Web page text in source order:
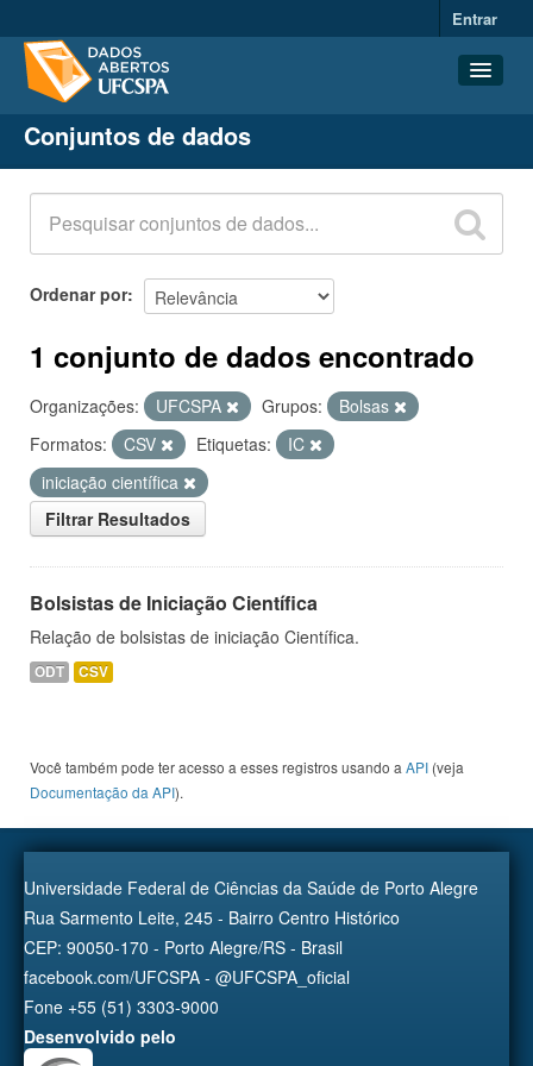
Entrar
Conjuntos de dados
Organizações
Grupos
Sobre
Conjuntos de dados
Ordenar por
1 conjunto de dados encontrado
Organizações: UFCSPA Grupos:
Bolsas
Formatos:
CSV Etiquetas:
IC
iniciação científica
Filtrar Resultados
Bolsistas de Iniciação Científica
Relação de bolsistas de iniciação Científica.
ODT CSV
Você também pode ter acesso a esses registros usando a API (veja
Documentação da API).
Universidade Federal de Ciências da Saúde de Porto Alegre
Rua Sarmento Leite, 245 - Bairro Centro Histórico
CEP: 90050-170 - Porto Alegre/RS - Brasil
facebook.com/UFCSPA - @UFCSPA_oficial
Fone +55 (51) 3303-9000
Desenvolvido pelo